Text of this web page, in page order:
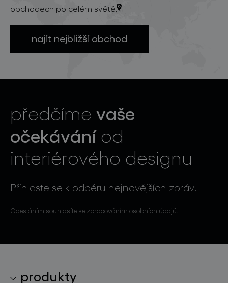
obchodech po celém světě.
najít nejbližší obchod
předčíme vaše
očekáváníod
interiérového designu
Přihlaste se k odběru nejnovějších zpráv.
Odesláním souhlasíte se zpracováním osobních údajů.
produkty